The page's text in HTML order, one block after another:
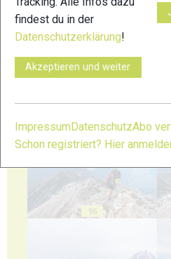
95
findest du in der
Datenschutzerklärung!
Akzeptieren und weiter
Impressum DatenschutzAbo
Schon registriert? Hier